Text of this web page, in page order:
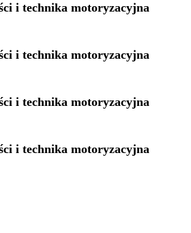
i technika motoryzacyjna
i technika motoryzacyjna
i technika motoryzacyjna
i technika motoryzacyjna